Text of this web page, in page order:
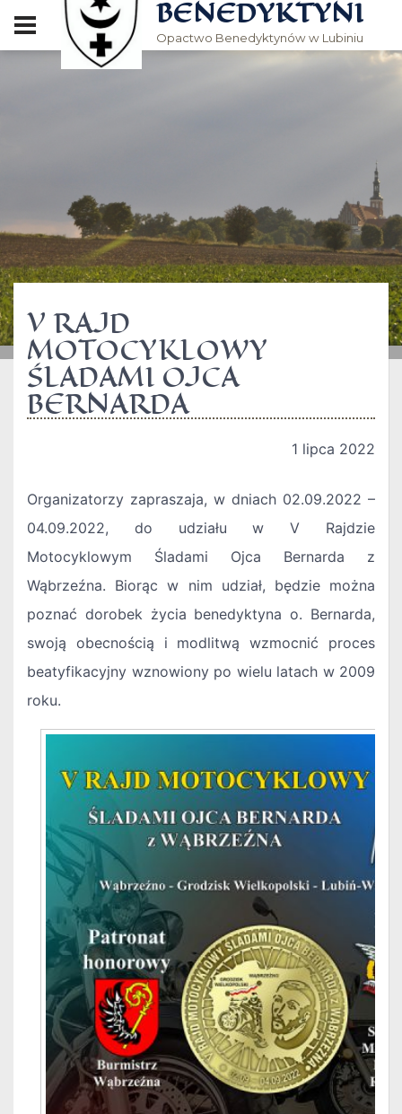
BENEDYKTYNI
Opactwo Benedyktynów w Lubiniu
V RAJD
MOTOCYKLOWY
ŚLADAMI OJCA
BERNARDA
1 lipca 2022
Organizatorzy zapraszaja, w dniach 02.09.2022 –
04.09.2022, do udziału w V Rajdzie
Motocyklowym Śladami Ojca Bernarda z
Wąbrzeźna. Biorąc w nim udział, będzie można
poznać dorobek życia benedyktyna o. Bernarda,
swoją obecnością i modlitwą wzmocnić proces
beatyfikacyjny wznowiony po wielu latach w 2009
roku.